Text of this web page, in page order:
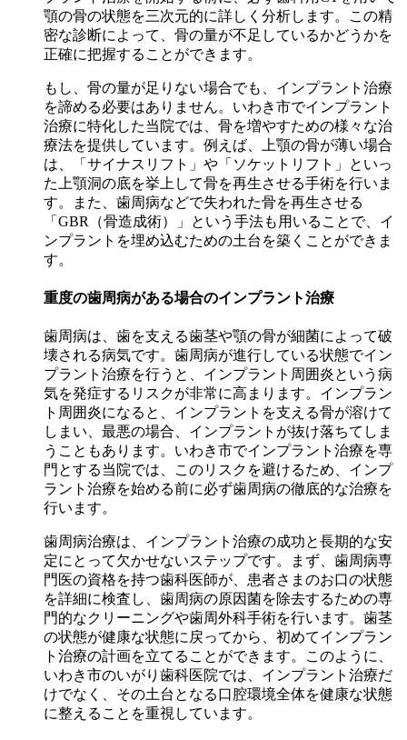
顎の骨の状態を三次元的に詳しく分析します。この精
密な診断によって、骨の量が不足しているかどうかを
正確に把握することができます。
もし、骨の量が足りない場合でも、インプラント治療
を諦める必要はありません。いわき市でインプラント
治療に特化した当院では、骨を増やすための様々な治
療法を提供しています。例えば、上顎の骨が薄い場合
は、「サイナスリフト」や「ソケットリフト」といっ
た上顎洞の底を挙上して骨を再生させる手術を行いま
す。また、歯周病などで失われた骨を再生させる
「GBR（骨造成術）」という手法も用いることで、イ
ンプラントを埋め込むための土台を築くことができま
す。
重度の歯周病がある場合のインプラント治療
歯周病は、歯を支える歯茎や顎の骨が細菌によって破
壊される病気です。歯周病が進行している状態でイン
プラント治療を行うと、インプラント周囲炎という病
気を発症するリスクが非常に高まります。インプラン
ト周囲炎になると、インプラントを支える骨が溶けて
しまい、最悪の場合、インプラントが抜け落ちてしま
うこともあります。いわき市でインプラント治療を専
門とする当院では、このリスクを避けるため、インプ
ラント治療を始める前に必ず歯周病の徹底的な治療を
行います。
歯周病治療は、インプラント治療の成功と長期的な安
定にとって欠かせないステップです。まず、歯周病専
門医の資格を持つ歯科医師が、患者さまのお口の状態
を詳細に検査し、歯周病の原因菌を除去するための専
門的なクリーニングや歯周外科手術を行います。歯茎
の状態が健康な状態に戻ってから、初めてインプラン
ト治療の計画を立てることができます。このように、
いわき市のいがり歯科医院では、インプラント治療だ
けでなく、その土台となる口腔環境全体を健康な状態
に整えることを重視しています。